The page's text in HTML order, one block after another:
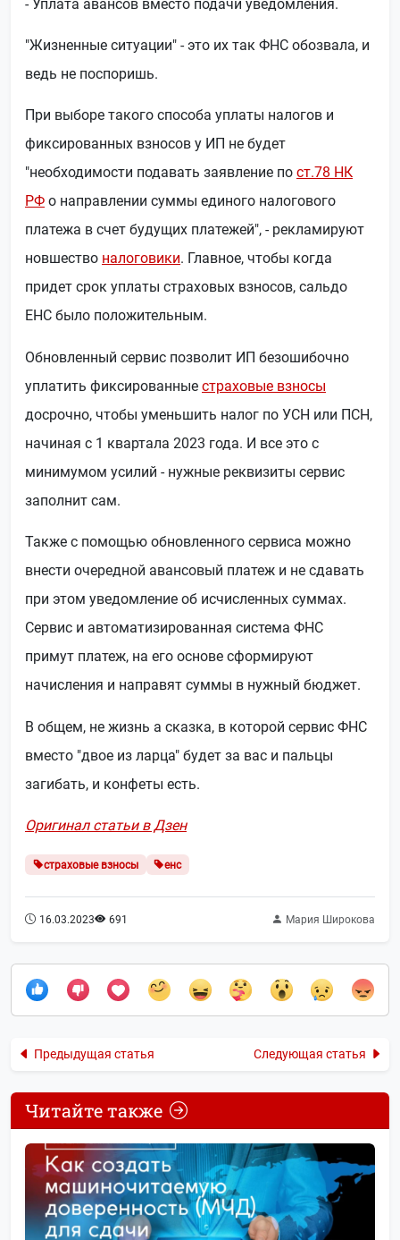
- Уплата авансов вместо подачи уведомления.
"Жизненные ситуации" - это их так ФНС обозвала, и
ведь не поспоришь.
При выборе такого способа уплаты налогов и
фиксированных взносов у ИП не будет
"необходимости подавать заявление по ст.78 НК
РФ о направлении суммы единого налогового
платежа в счет будущих платежей", - рекламируют
новшество налоговики. Главное, чтобы когда
придет срок уплаты страховых взносов, сальдо
ЕНС было положительным.
Обновленный сервис позволит ИП безошибочно
уплатить фиксированные страховые взносы
досрочно, чтобы уменьшить налог по УСН или ПСН,
начиная с 1 квартала 2023 года. И все это с
минимумом усилий - нужные реквизиты сервис
заполнит сам.
Также с помощью обновленного сервиса можно
внести очередной авансовый платеж и не сдавать
при этом уведомление об исчисленных суммах.
Сервис и автоматизированная система ФНС
примут платеж, на его основе сформируют
начисления и направят суммы в нужный бюджет.
В общем, не жизнь а сказка, в которой сервис ФНС
вместо "двое из ларца" будет за вас и пальцы
загибать, и конфеты есть.
Оригинал статьи в Дзен
страховые взносы енс
16.03.2023 691 Мария Широкова
Предыдущая статья Следующая статья
Читайте также